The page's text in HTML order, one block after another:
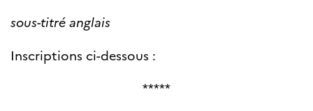
Programmes de
Åsgard
Åsgard Horizon
sous-titré anglais
Inscriptions ci-dessous :
*****